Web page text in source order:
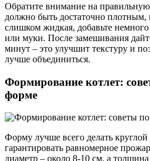
Обратите внимание на
должно быть достаточно плотным,
слишком жидкая, добавьте
или муки. После замешивания
минут – это улучшит текстуру и
лучше объединиться.
Формирование котлет:
форме
Форму лучше всего делать
гарантировать равномерное
диаметр – около 8-10 см, а